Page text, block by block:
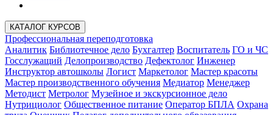
КАТАЛОГ КУРСОВ
Профессиональная переподготовка
Аналитик Библиотечное дело Бухгалтер Воспитатель ГО и ЧС
Госслужащий Делопроизводство Дефектолог Инженер
Инструктор автошколы Логист Маркетолог Мастер красоты
Мастер производственного обучения Медиатор Менеджер
Методист Метролог Музейное и экскурсионное дело
Нутрициолог Общественное питание Оператор БПЛА Охрана